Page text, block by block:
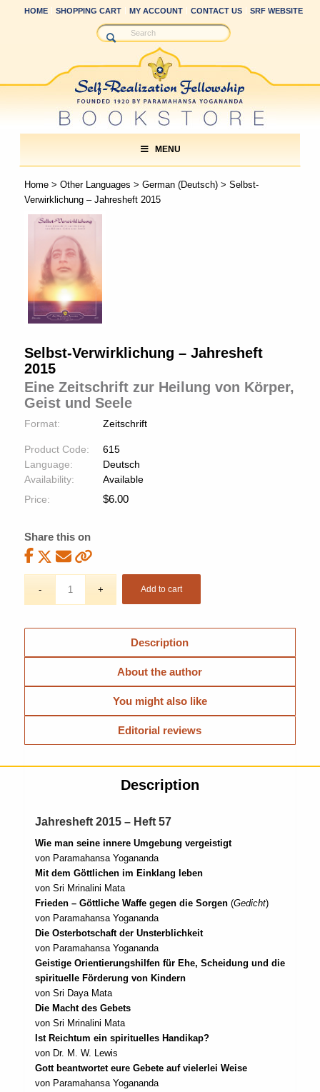
HOME SHOPPING CART MY ACCOUNT CONTACT US SRF WEBSITE
MENU
Home> Other Languages > German (Deutsch)> Selbst-
Verwirklichung – Jahresheft 2015
Selbst-Verwirklichung – Jahresheft
2015
Eine Zeitschrift zur Heilung von Körper,
Geist und Seele
Format: Zeitschrift
Product Code:
615
Language:
Deutsch
Availability:
Available
Price:
$6.00
Share this on
Add to cart
Description
About the author
You might also like
Editorial reviews
Description
Jahresheft 2015 – Heft 57
Wie man seine innere Umgebung vergeistigt
von Paramahansa Yogananda
Mit dem Göttlichen im Einklang leben
von Sri Mrinalini Mata
Frieden – Göttliche Waffe gegen die Sorgen (Gedicht)
von Paramahansa Yogananda
Die Osterbotschaft der Unsterblichkeit
von Paramahansa Yogananda
Geistige Orientierungshilfen für Ehe, Scheidung und die
spirituelle Förderung von Kindern
von Sri Daya Mata
Die Macht des Gebets
von Sri Mrinalini Mata
Ist Reichtum ein spirituelles Handikap?
von Dr. M. W. Lewis
Gott beantwortet eure Gebete auf vielerlei Weise
von Paramahansa Yogananda